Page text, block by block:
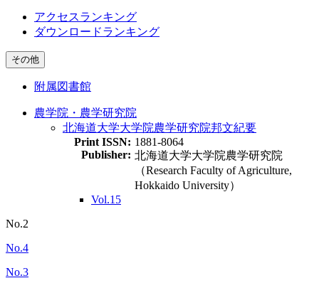
アクセスランキング
ダウンロードランキング
その他
附属図書館
農学院・農学研究院
北海道大学大学院農学研究院邦文紀要
Print ISSN: 1881-8064
Publisher: 北海道大学大学院農学研究院
（Research Faculty of Agriculture,
Hokkaido University）
Vol.15
No.2
No.4
No.3